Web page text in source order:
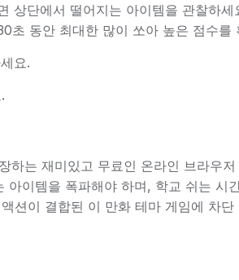
단에서 떨어지는 아이템을 관찰하세
초 동안 최대한 많이 쏘아 높은 점수를
요.
는 재미있고 무료인 온라인 브라우저
이템을 폭파해야 하며, 학교 쉬는 시
션이 결합된 이 만화 테마 게임에 차단